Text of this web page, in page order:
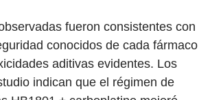
fueron consistentes con
conocidos de cada fármaco
aditivas evidentes. Los
indican que el régimen de